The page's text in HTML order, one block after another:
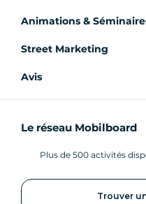
Animations &
Street Marketing
Avis
Le réseau Mobilboard
Plus de 500 activités
Trouver